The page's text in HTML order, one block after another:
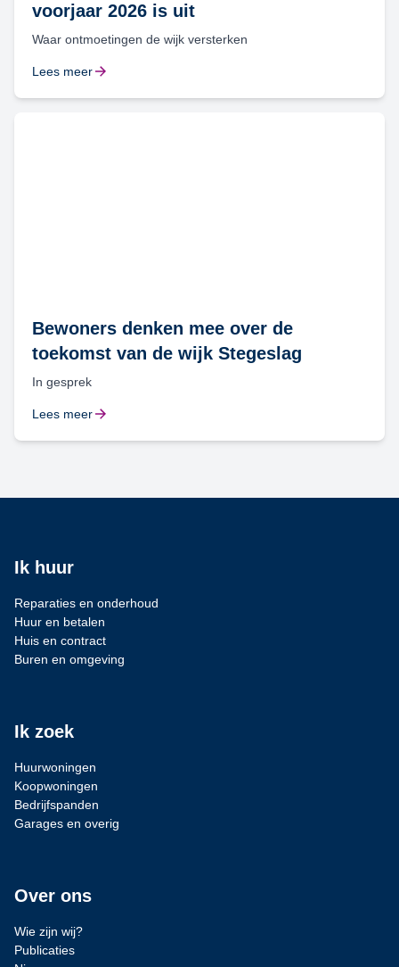
voorjaar 2026 is uit
Waar ontmoetingen de wijk versterken
Lees meer
Bewoners denken mee over de
toekomst van de wijk Stegeslag
In gesprek
Lees meer
Ik huur
Reparaties en onderhoud
Huur en betalen
Huis en contract
Buren en omgeving
Ik zoek
Huurwoningen
Koopwoningen
Bedrijfspanden
Garages en overig
Over ons
Wie zijn wij?
Publicaties